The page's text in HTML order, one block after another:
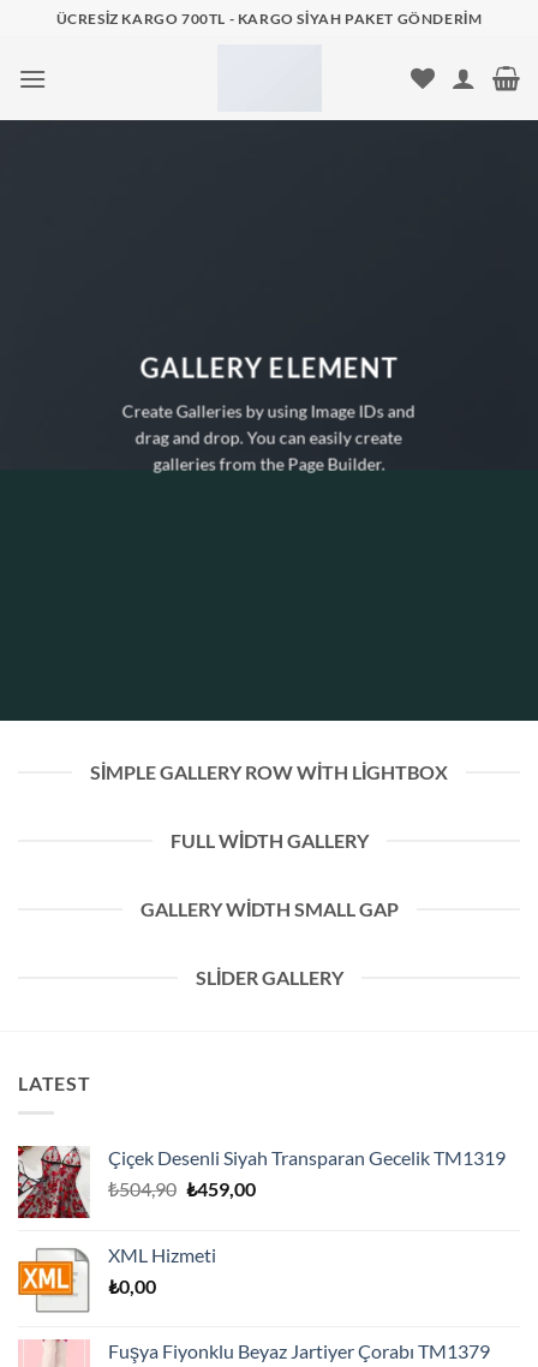
ÜCRESIZ KARGO 700TL - KARGO SIYAH PAKET GÖNDERIM
GALLERY ELEMENT
Create Galleries by using Image IDs and
drag and drop. You can easily create
galleries from the Page Builder.
SIMPLE GALLERY ROW WITH LIGHTBOX
FULL WIDTH GALLERY
GALLERY WIDTH SMALL GAP
SLIDER GALLERY
LATEST
Çiçek Desenli Siyah Transparan Gecelik TM1319
₺504,90 Orijinal
₺459,00Şu
XML Hizmeti
₺0,00
Fuşya Fiyonklu Beyaz Jartiyer Çorabı TM1379